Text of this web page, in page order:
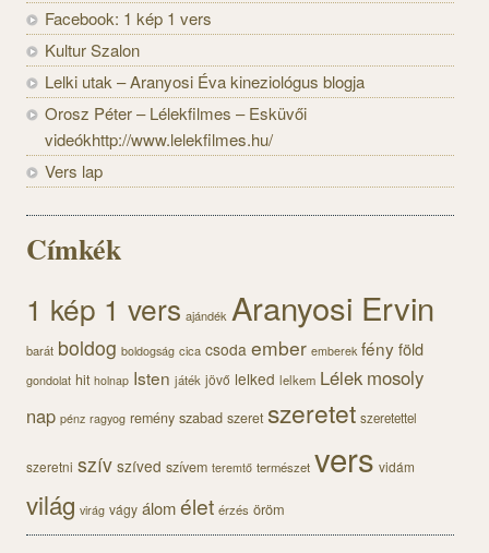
Facebook: 1 kép 1 vers
Kultur Szalon
Lelki utak – Aranyosi Éva kineziológus blogja
Orosz Péter – Lélekfilmes – Esküvői
videókhttp://www.lelekfilmes.hu/
Vers lap
Címkék
1 kép 1 vers ajándék Aranyosi Ervin
barát boldog boldogság cica csoda ember emberek fényföld
gondolat hit holnap Isten játék jövő lelked lelkem Lélek mosoly
nap pénz ragyog remény szabad szeret szeretet szeretettel
szeretni szív szíved szívem teremtő természet vers vidám
világ virág vágy álomélet érzés öröm